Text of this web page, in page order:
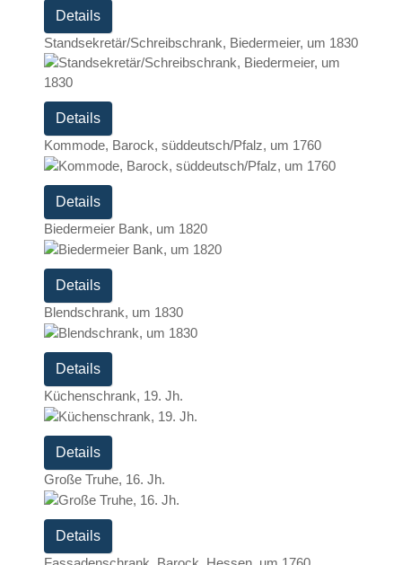
Details
Standsekretär/Schreibschrank, Biedermeier, um 1830
Details
Kommode, Barock, süddeutsch/Pfalz, um 1760
Details
Biedermeier Bank, um 1820
Details
Blendschrank, um 1830
Details
Küchenschrank, 19. Jh.
Details
Große Truhe, 16. Jh.
Details